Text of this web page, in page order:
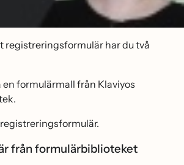
registreringsformulär har du två
en formulärmall från Klaviyos
från formulärbiblioteket